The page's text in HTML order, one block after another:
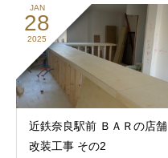
JAN
28
2025
近鉄奈良駅前 ＢＡＲの店舗
改装工事 その2